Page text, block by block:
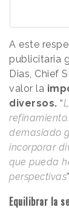
A este
publicitaria
Dias, Chief
valor la
diversos. “
demasiado
incorporar
que pueda
perspectivas
Equilibrar la